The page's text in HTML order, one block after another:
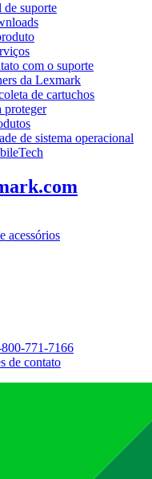
de suporte
com o suporte
da Lexmark
de cartuchos
proteger
de sistema operacional
acessórios
771-7166
de contato